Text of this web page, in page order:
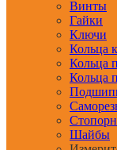
Винты
Гайки
Ключи
Кольца
Кольца
Кольца
Шайбы